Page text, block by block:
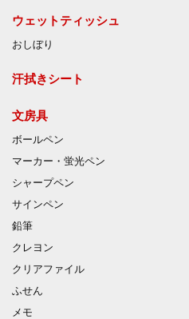
ウェットティッシュ
おしぼり
汗拭きシート
文房具
ボールペン
マーカー・蛍光ペン
シャープペン
サインペン
鉛筆
クレヨン
クリアファイル
ふせん
メモ